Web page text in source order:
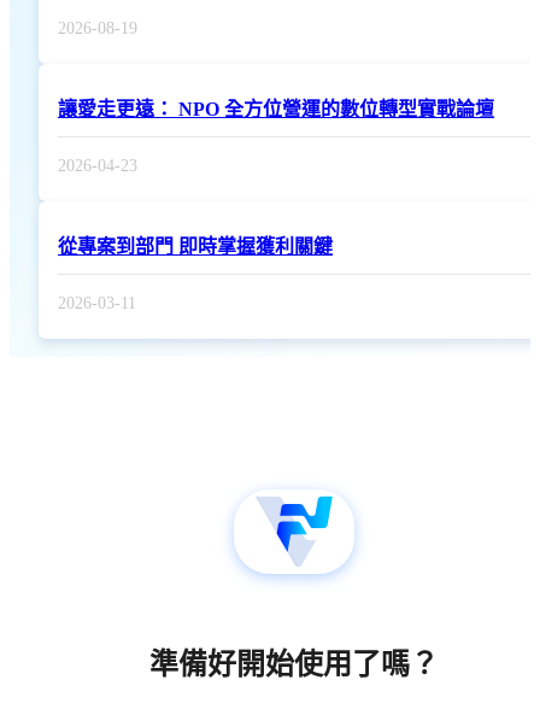
2026-08-19
讓愛走更遠： NPO 全方位營運的數位轉型實戰論壇
2026-04-23
從專案到部門 即時掌握獲利關鍵
2026-03-11
準備好開始使用了嗎？